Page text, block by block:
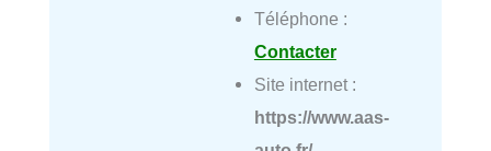
Téléphone :
Contacter
Site internet :
https://www.aas-